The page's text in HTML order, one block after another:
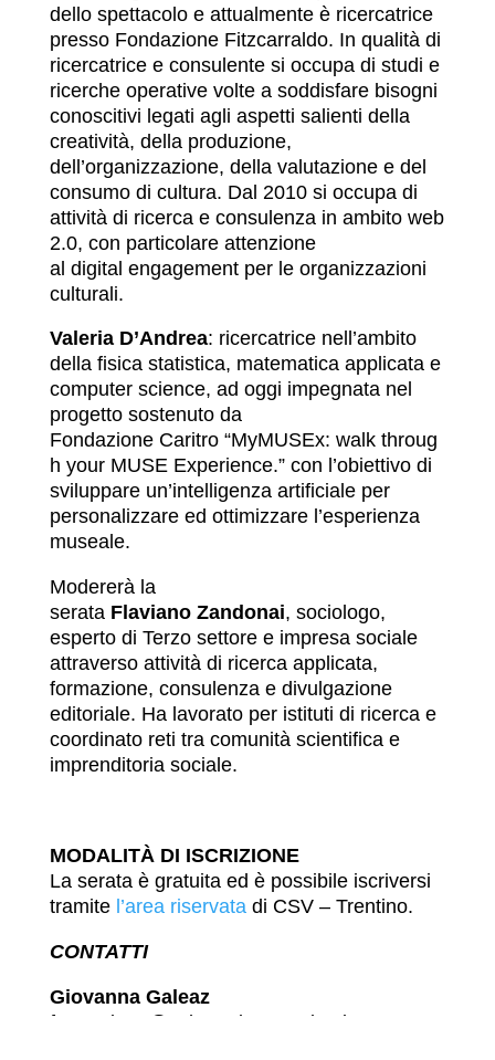
dello spettacolo e attualmente è ricercatrice
presso Fondazione Fitzcarraldo. In qualità di
ricercatrice e consulente si occupa di studi e
ricerche operative volte a soddisfare bisogni
conoscitivi legati agli aspetti salienti della
creatività, della produzione,
dell’organizzazione, della valutazione e del
consumo di cultura. Dal 2010 si occupa di
attività di ricerca e consulenza in ambito web
2.0, con particolare attenzione
al digital engagement per le organizzazioni
culturali.
Valeria D’Andrea: ricercatrice nell’ambito
della fisica statistica, matematica applicata e
computer science, ad oggi impegnata nel
progetto sostenuto da
Fondazione Caritro “MyMUSEx: walk throug
h your MUSE Experience.” con l’obiettivo di
sviluppare un’intelligenza artificiale per
personalizzare ed ottimizzare l’esperienza
museale.
Modererà la
serata Flaviano Zandonai, sociologo,
esperto di Terzo settore e impresa sociale
attraverso attività di ricerca applicata,
formazione, consulenza e divulgazione
editoriale. Ha lavorato per istituti di ricerca e
coordinato reti tra comunità scientifica e
imprenditoria sociale.
MODALITÀ DI ISCRIZIONE
La serata è gratuita ed è possibile iscriversi
tramite l’area riservata di CSV – Trentino.
CONTATTI
Giovanna Galeaz
formazione@volontariatotrentino.it